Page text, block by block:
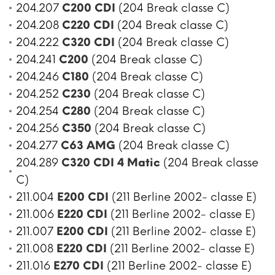
204.207 C200 CDI (204 Break classe C)
204.208 C220 CDI (204 Break classe C)
204.222 C320 CDI (204 Break classe C)
204.241 C200 (204 Break classe C)
204.246 C180 (204 Break classe C)
204.252 C230 (204 Break classe C)
204.254 C280 (204 Break classe C)
204.256 C350 (204 Break classe C)
204.277 C63 AMG (204 Break classe C)
204.289 C320 CDI 4 Matic (204 Break classe
C)
211.004 E200 CDI (211 Berline 2002- classe E)
211.006 E220 CDI (211 Berline 2002- classe E)
211.007 E200 CDI (211 Berline 2002- classe E)
211.008 E220 CDI (211 Berline 2002- classe E)
211.016 E270 CDI (211 Berline 2002- classe E)